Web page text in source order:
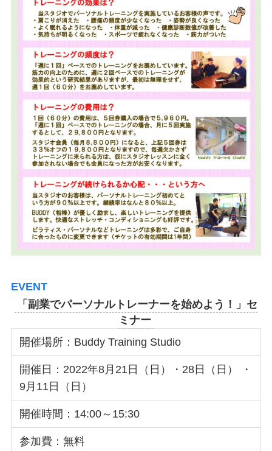
EVENT
「副業でパーソナルトレーナーを始めよう！」セ
ミナー
開催場所：Buddy Training Studio
開催日：2022年8月21日（日）・28日（日） ・
9月11日（日）
開催時間：14:00～15:30
参加費：無料